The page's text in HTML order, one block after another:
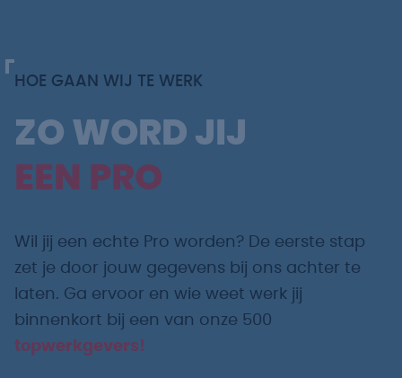
HOE GAAN WIJ TE WERK
ZO WORD JIJ
EEN PRO
Wil jij een echte Pro worden? De eerste stap
zet je door jouw gegevens bij ons achter te
laten. Ga ervoor en wie weet werk jij
binnenkort bij een van onze 500
topwerkgevers!